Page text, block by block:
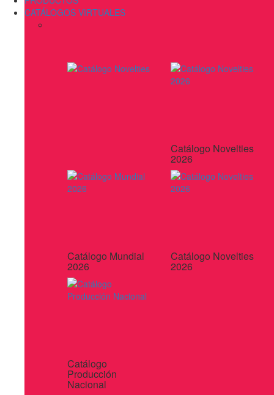
CATÁLOGOS VIRTUALES
Catálogo Novelties
2026
Catálogo Mundial
2026
Catálogo Novelties
2026
Catálogo
Producción
Nacional